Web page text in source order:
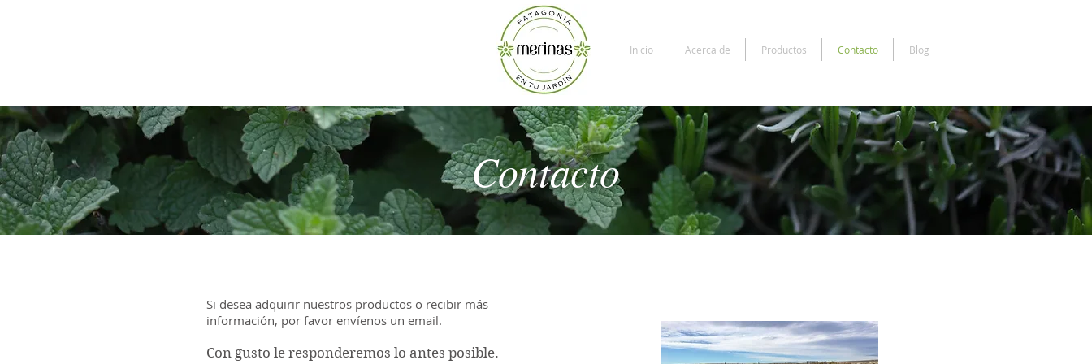
Inicio Acerca de Productos Contacto Blog
Contacto
Si desea adquirir nuestros productos o recibir más
información, por favor envíenos un email.
Con gusto le responderemos lo antes posible.